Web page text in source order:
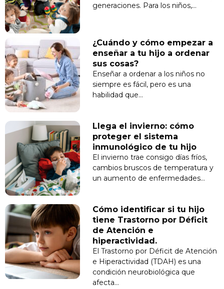
generaciones. Para los niños,…
¿Cuándo y cómo empezar a
enseñar a tu hijo a ordenar
sus cosas?
Enseñar a ordenar a los niños no
siempre es fácil, pero es una
habilidad que…
Llega el invierno: cómo
proteger el sistema
inmunológico de tu hijo
El invierno trae consigo días fríos,
cambios bruscos de temperatura y
un aumento de enfermedades…
Cómo identificar si tu hijo
tiene Trastorno por Déficit
de Atención e
hiperactividad.
El Trastorno por Déficit de Atención
e Hiperactividad (TDAH) es una
condición neurobiológica que
afecta…